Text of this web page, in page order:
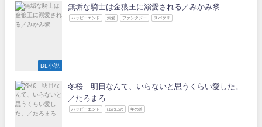
BL小説
無垢な騎士は金狼王に溺愛される／みかみ黎
ハッピーエンド 溺愛 ファンタジー スパダリ
冬桜 明日なんて、いらないと思うくらい愛した。
／たろまろ
ハッピーエンド ほのぼの 年の差